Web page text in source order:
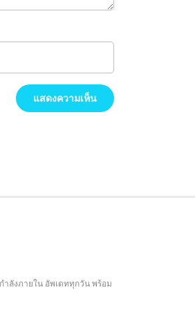
ำลังภายใน อัพเดททุกวัน พร้อม